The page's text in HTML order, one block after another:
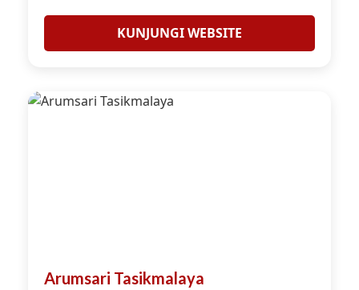
KUNJUNGI WEBSITE
Arumsari Tasikmalaya